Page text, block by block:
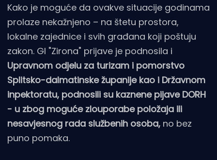
Kako je moguće da ovakve situacije godinama
prolaze nekažnjeno – na štetu prostora,
lokalne zajednice i svih građana koji poštuju
zakon. GI "Zirona" prijave je podnosila i
Upravnom odjelu za turizam i pomorstvo
Splitsko-dalmatinske županije kao i Državnom
inpektoratu, podnosili su kaznene pijave DORH
- u zbog moguće zlouporabe položaja ili
nesavjesnog rada službenih osoba, no bez
puno pomaka.